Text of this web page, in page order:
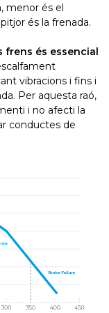
menor és el
és la frenada.
frens és essencial
vibracions i fins i
Per aquesta raó,
i no afecti la
conductes de